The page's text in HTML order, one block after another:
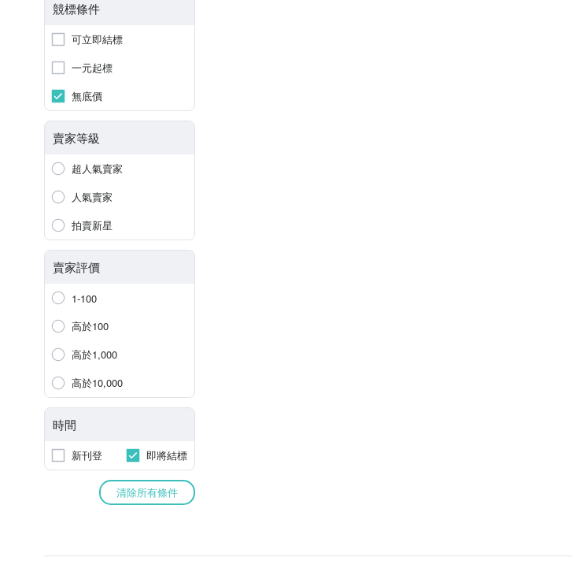
競標條件
可立即結標
一元起標
無底價
賣家等級
超人氣賣家
人氣賣家
拍賣新星
賣家評價
1-100
高於100
高於1,000
高於10,000
時間
新刊登 即將結標
清除所有條件